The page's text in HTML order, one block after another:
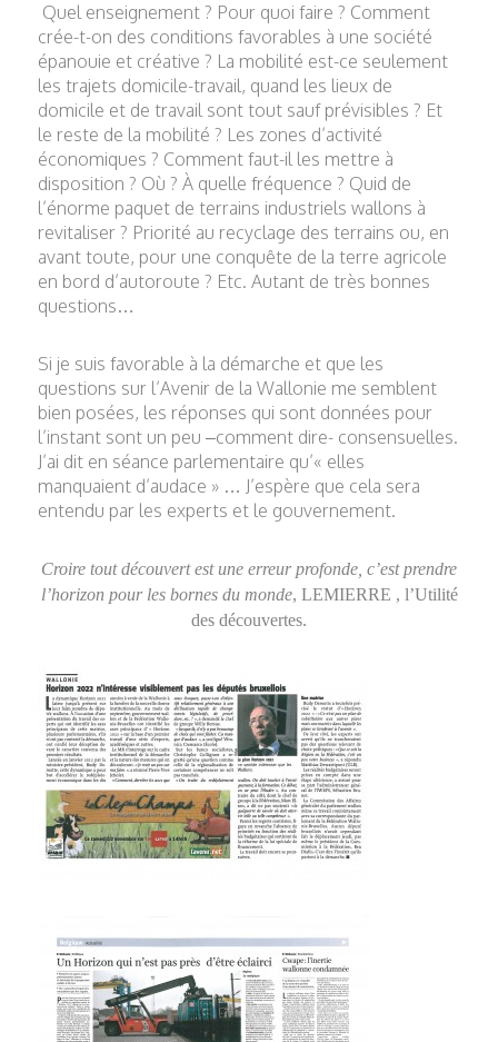
Quel enseignement ? Pour quoi faire ? Comment
crée-t-on des conditions favorables à une société
épanouie et créative ? La mobilité est-ce seulement
les trajets domicile-travail, quand les lieux de
domicile et de travail sont tout sauf prévisibles ? Et
le reste de la mobilité ? Les zones d’activité
économiques ? Comment faut-il les mettre à
disposition ? Où ? À quelle fréquence ? Quid de
l’énorme paquet de terrains industriels wallons à
revitaliser ? Priorité au recyclage des terrains ou, en
avant toute, pour une conquête de la terre agricole
en bord d’autoroute ? Etc. Autant de très bonnes
questions…
Si je suis favorable à la démarche et que les
questions sur l’Avenir de la Wallonie me semblent
bien posées, les réponses qui sont données pour
l’instant sont un peu –comment dire- consensuelles.
J’ai dit en séance parlementaire qu’« elles
manquaient d’audace » … J’espère que cela sera
entendu par les experts et le gouvernement.
Croire tout découvert est une erreur profonde, c’est prendre
l’horizon pour les bornes du monde, LEMIERRE , l’Utilité
des découvertes.